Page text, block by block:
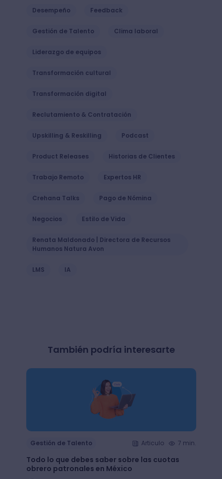
Desempeño Feedback
Gestión de Talento Clima laboral
Liderazgo de equipos
Transformación cultural
Transformación digital
Reclutamiento & Contratación
Upskilling & Reskilling Podcast
Product Releases Historias de Clientes
Trabajo Remoto Expertos HR
Crehana Talks Pago de Nómina
Negocios Estilo de Vida
Renata Maldonado | Directora de Recursos
Humanos Natura Avon
LMS IA
También podría interesarte
Gestión de Talento Articulo 7 min.
Todo lo que debes saber sobre las cuotas
obrero patronales en México